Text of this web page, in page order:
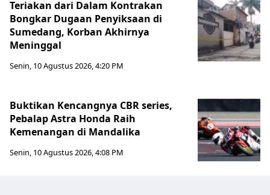
Teriakan dari Dalam Kontrakan
Bongkar Dugaan Penyiksaan di
Sumedang, Korban Akhirnya
Meninggal
Senin, 10 Agustus 2026, 4:20 PM
Buktikan Kencangnya CBR series,
Pebalap Astra Honda Raih
Kemenangan di Mandalika
Senin, 10 Agustus 2026, 4:08 PM